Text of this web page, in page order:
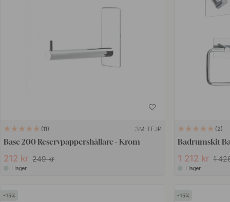
11 3M-TEJP
Base 200 Reservpappershållare - Krom
212 kr 249 kr
I lager
2
Badrumskit
1 212 kr 1
I lager
15 15